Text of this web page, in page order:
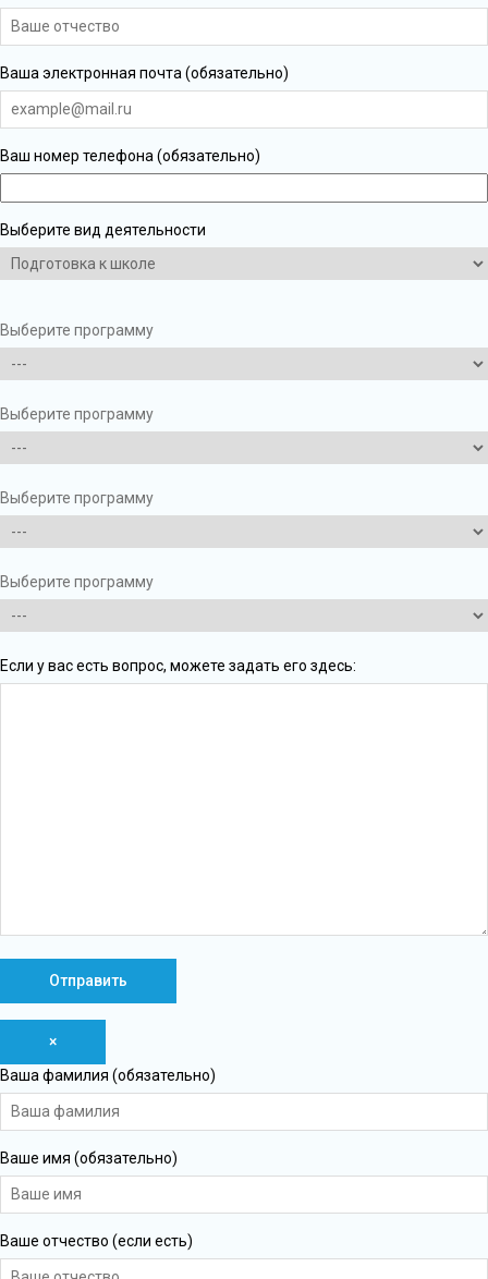
Ваша электронная почта (обязательно)
Ваш номер телефона (обязательно)
Выберите вид деятельности
Выберите программу
Выберите программу
Выберите программу
Выберите программу
Если у вас есть вопрос, можете задать его здесь:
×
Ваша фамилия (обязательно)
Ваше имя (обязательно)
Ваше отчество (если есть)